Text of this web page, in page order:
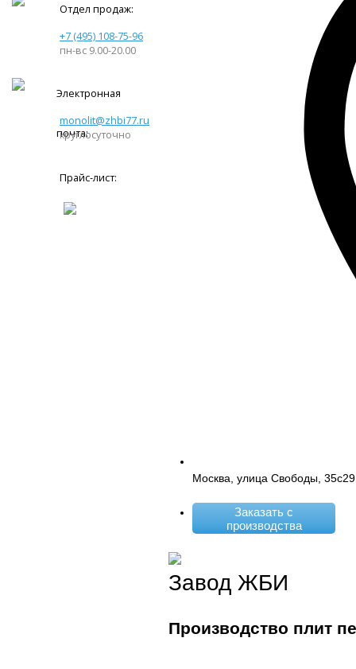
Отдел продаж:
+7 (495) 108-75-96
пн-вс 9.00-20.00
Электронная
почта:
monolit@zhbi77.ru
круглосуточно
Прайс-лист:
Москва, улица Свободы, 35с29
Заказать с
производства
Завод ЖБИ
Производство плит